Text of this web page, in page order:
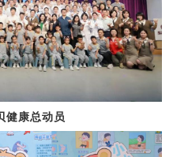
健康总动员